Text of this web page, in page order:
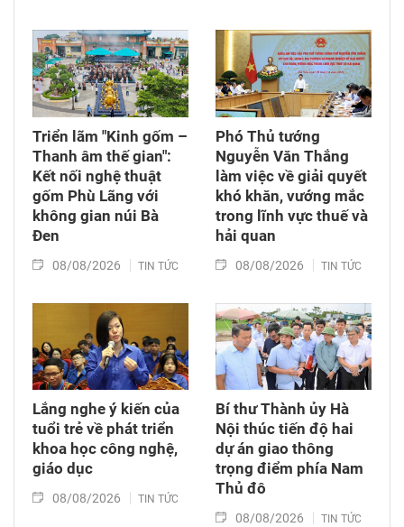
Triển lãm "Kinh gốm –
Thanh âm thế gian":
Kết nối nghệ thuật
gốm Phù Lãng với
không gian núi Bà
Đen
08/08/2026 TIN TỨC
Phó Thủ tướng
Nguyễn Văn Thắng
làm việc về giải quyết
khó khăn, vướng mắc
trong lĩnh vực thuế và
hải quan
08/08/2026 TIN TỨC
Lắng nghe ý kiến của
tuổi trẻ về phát triển
khoa học công nghệ,
giáo dục
08/08/2026 TIN TỨC
Bí thư Thành ủy Hà
Nội thúc tiến độ hai
dự án giao thông
trọng điểm phía Nam
Thủ đô
08/08/2026 TIN TỨC